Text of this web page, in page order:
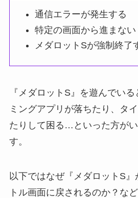
通信エラーが発生する
特定の画面から進まない
メダロットSが強制終了
『メダロットS』を遊んでい
ミングアプリが落ちたり、タ
たりして困る…といった方が
す。
以下ではなぜ『メダロットS
トル画面に戻されるのか？な